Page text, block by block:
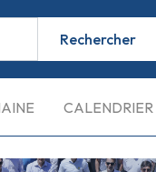
CALENDRIER